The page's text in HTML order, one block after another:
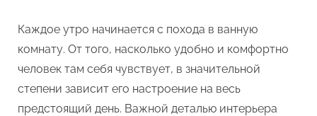
для
комнаты
Каждое утро начинается с похода в ванную
комнату. От того, насколько удобно и комфортно
человек там себя чувствует, в значительной
степени зависит его настроение на весь
предстоящий день. Важной деталью интерьера